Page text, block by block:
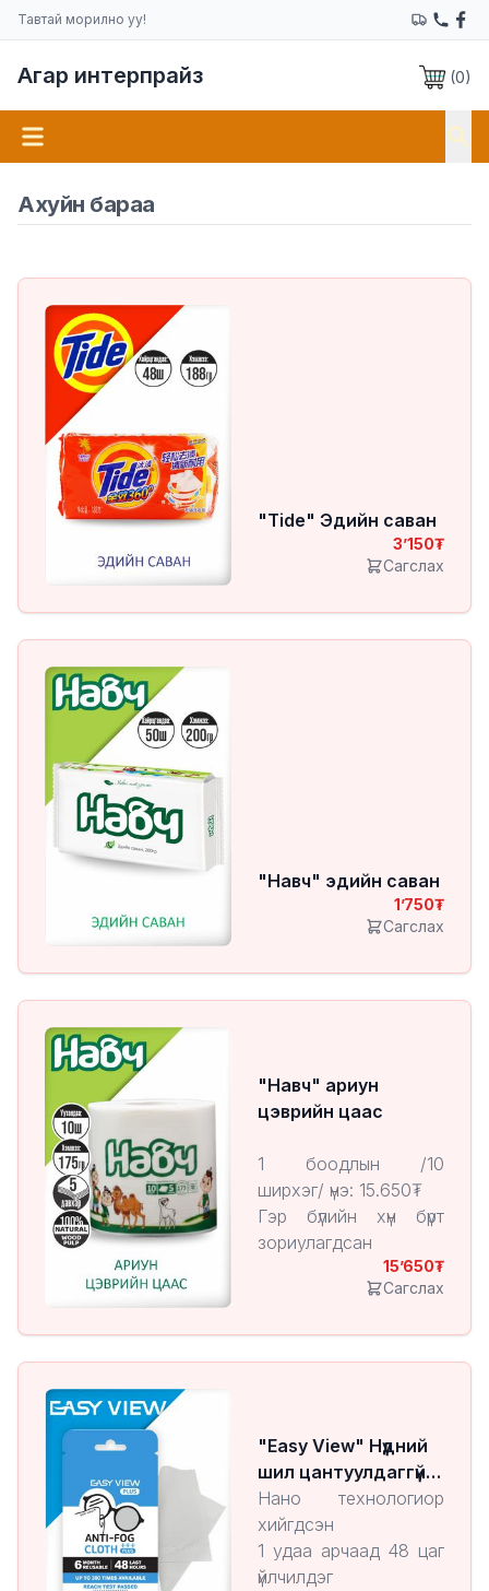
Тавтай морилно уу!
Агар интерпрайз (0)
Ахуйн бараа
"Tide" Эдийн саван
3’150
Сагслах
"Навч" эдийн саван
1’750
Сагслах
"Навч" ариун
цэврийн цаас
1 боодлын /10
ширхэг/ үнэ: 15.650₮
Гэр бүлийн хүн бүрт
зориулагдсан
Хөвөн мэт зөөлөн,
байгальд ээлтэй
15’650
Сагслах
"Easy View" Нүдний
шил цантуулдаггүй
алчуур
Нано технологиор
хийгдсэн
1 удаа арчаад 48 цаг
үйлчилдэг